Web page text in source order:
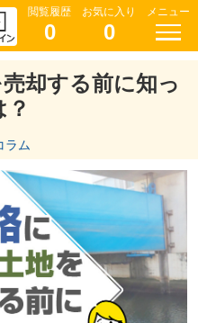
閲覧履歴
0
お気に入り
0
メニュー
却する前に知っ
ラム